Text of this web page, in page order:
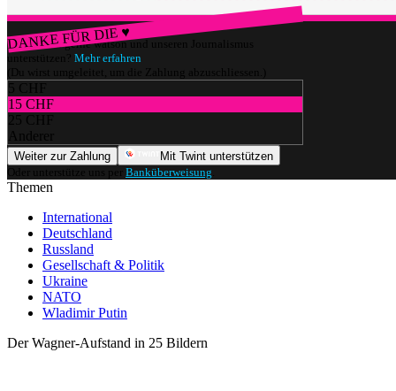
DANKE FÜR DIE ♥
Würdest du gerne watson und unseren Journalismus
unterstützen? Mehr erfahren
(Du wirst umgeleitet, um die Zahlung abzuschliessen.)
5 CHF
15 CHF
25 CHF
Anderer
Weiter zur Zahlung
Mit Twint unterstützen
Oder unterstütze uns per Banküberweisung
Themen
International
Deutschland
Russland
Gesellschaft & Politik
Ukraine
NATO
Wladimir Putin
Der Wagner-Aufstand in 25 Bildern